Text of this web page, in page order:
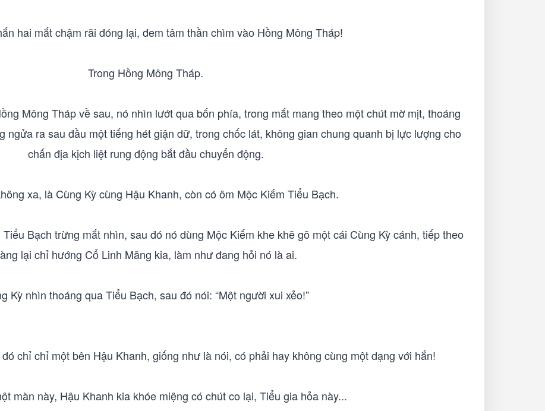
hai mắt chậm rãi đóng lại, đem tâm thần chìm vào Hồng Mông Tháp!
Trong Hồng Mông Tháp.
Mông Tháp về sau, nó nhìn lướt qua bốn phía, trong mắt mang theo một chút mờ mịt, thoáng
ngửa ra sau đầu một tiếng hét giận dữ, trong chốc lát, không gian chung quanh bị lực lượng cho
chấn địa kịch liệt rung động bắt đầu chuyển động.
xa, là Cùng Kỳ cùng Hậu Khanh, còn có ôm Mộc Kiếm Tiểu Bạch.
Bạch trừng mắt nhìn, sau đó nó dùng Mộc Kiếm khe khẽ gõ một cái Cùng Kỳ cánh, tiếp theo
lại chỉ hướng Cổ Linh Mãng kia, làm như đang hỏi nó là ai.
Kỳ nhìn thoáng qua Tiểu Bạch, sau đó nói: “Một người xui xẻo!”
chỉ chỉ một bên Hậu Khanh, giống như là nói, có phải hay không cùng một dạng với hắn!
màn này, Hậu Khanh kia khóe miệng có chút co lại, Tiểu gia hỏa này...